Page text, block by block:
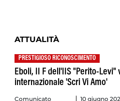
ATTUALITÀ
PRESTIGIOSO RICONOSCIMENTO
Eboli, II F dell'IIS "Perito-
internazionale 'Scri Vi Amo'
Comunicato
10 giugno